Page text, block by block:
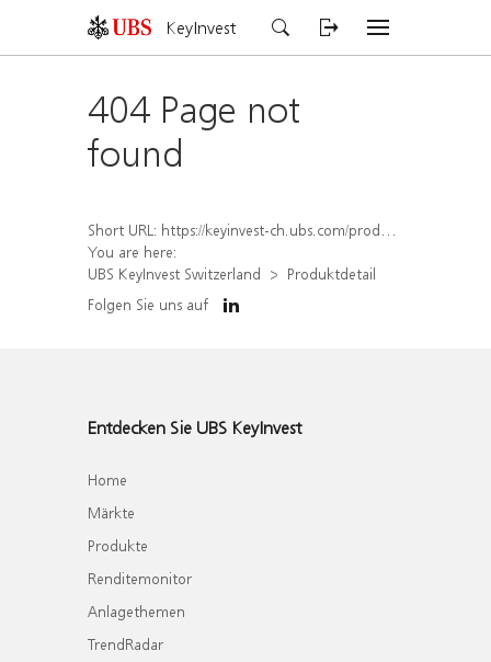
KeyInvest
404 Page not
found
Short URL: https://keyinvest-ch.ubs.com/produkt/detail/index/isin/CH1579298949
You are here:
UBS KeyInvest Switzerland
Produktdetail
Folgen Sie uns auf
Entdecken Sie UBS KeyInvest
Home
Märkte
Produkte
Renditemonitor
Anlagethemen
TrendRadar